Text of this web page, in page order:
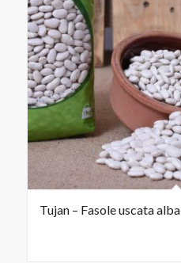
Tujan – Fasole uscata alba